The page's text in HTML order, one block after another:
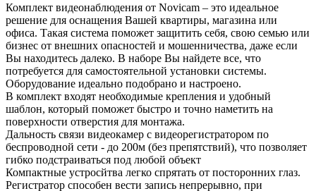
Комплект видеонаблюдения от Novicam – это идеальное
решение для оснащения Вашей квартиры, магазина или
офиса. Такая система поможет защитить себя, свою семью или
бизнес от внешних опасностей и мошенничества, даже если
Вы находитесь далеко. В наборе Вы найдете все, что
потребуется для самостоятельной установки системы.
Оборудование идеально подобрано и настроено.
В комплект входят необходимые крепления и удобный
шаблон, который поможет быстро и точно наметить на
поверхности отверстия для монтажа.
Дальность связи видеокамер с видеорегистратором по
беспроводной сети - до 200м (без препятствий), что позволяет
гибко подстраиваться под любой объект
Компактные устросйтва легко спрятать от посторонних глаз.
Регистратор способен вести запись непрерывно, при